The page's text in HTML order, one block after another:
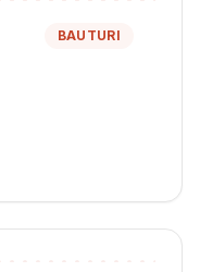
BAUTURI